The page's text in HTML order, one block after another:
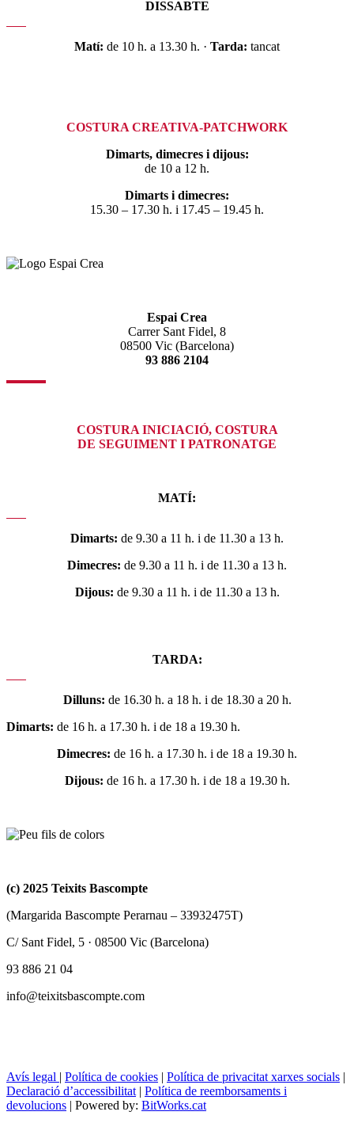
DISSABTE
Matí: de 10 h. a 13.30 h. · Tarda: tancat
COSTURA CREATIVA-PATCHWORK
Dimarts, dimecres i dijous:
de 10 a 12 h.
Dimarts i dimecres:
15.30 – 17.30 h. i 17.45 – 19.45 h.
Espai Crea
Carrer Sant Fidel, 8
08500 Vic (Barcelona)
93 886 2104
COSTURA INICIACIÓ, COSTURA
DE SEGUIMENT I PATRONATGE
MATÍ:
Dimarts: de 9.30 a 11 h. i de 11.30 a 13 h.
Dimecres: de 9.30 a 11 h. i de 11.30 a 13 h.
Dijous: de 9.30 a 11 h. i de 11.30 a 13 h.
TARDA:
Dilluns: de 16.30 h. a 18 h. i de 18.30 a 20 h.
Dimarts: de 16 h. a 17.30 h. i de 18 a 19.30 h.
Dimecres: de 16 h. a 17.30 h. i de 18 a 19.30 h.
Dijous: de 16 h. a 17.30 h. i de 18 a 19.30 h.
(c) 2025 Teixits Bascompte
(Margarida Bascompte Perarnau – 33932475T)
C/ Sant Fidel, 5 · 08500 Vic (Barcelona)
93 886 21 04
info@teixitsbascompte.com
Avís legal | Política de cookies | Política de privacitat xarxes socials |
Declaració d’accessibilitat | Política de reemborsaments i
devolucions | Powered by: BitWorks.cat